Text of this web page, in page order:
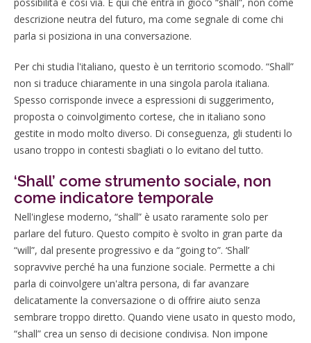
descrizione neutra del futuro, ma come segnale di come chi
parla si posiziona in una conversazione.
Per chi studia l'italiano, questo è un territorio scomodo. “Shall”
non si traduce chiaramente in una singola parola italiana.
Spesso corrisponde invece a espressioni di suggerimento,
proposta o coinvolgimento cortese, che in italiano sono
gestite in modo molto diverso. Di conseguenza, gli studenti lo
usano troppo in contesti sbagliati o lo evitano del tutto.
‘Shall’ come strumento sociale, non
come indicatore temporale
Nell'inglese moderno, “shall” è usato raramente solo per
parlare del futuro. Questo compito è svolto in gran parte da
“will”, dal presente progressivo e da “going to”. ‘Shall’
sopravvive perché ha una funzione sociale. Permette a chi
parla di coinvolgere un'altra persona, di far avanzare
delicatamente la conversazione o di offrire aiuto senza
sembrare troppo diretto. Quando viene usato in questo modo,
“shall” crea un senso di decisione condivisa. Non impone